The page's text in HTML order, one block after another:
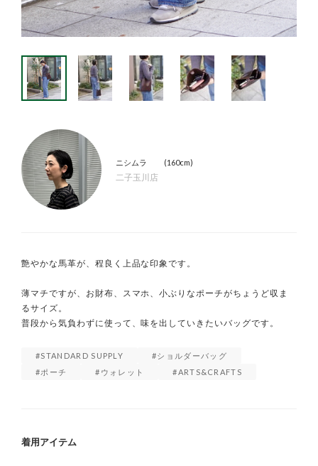
ニシムラ
二子玉川店
160cm
艶やかな馬革が、程良く上品な印象です。
薄マチですが、お財布、スマホ、小ぶりなポーチがちょうど収ま
るサイズ。
普段から気負わずに使って、味を出していきたいバッグです。
STANDARD SUPPLY
ショルダーバッグ
ポーチ
ウォレット ARTS&CRAFTS
着用アイテム